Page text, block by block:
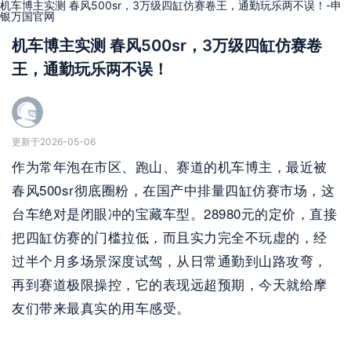
机车博主实测 春风500sr，3万级四缸仿赛卷王，通勤玩乐两不误！-申
银万国官网
机车博主实测 春风500sr，3万级四缸仿赛卷
王，通勤玩乐两不误！
更新于2026-05-06
作为常年泡在市区、跑山、赛道的机车博主，最近被
春风500sr彻底圈粉，在国产中排量四缸仿赛市场，这
台车绝对是闭眼冲的宝藏车型。28980元的定价，直接
把四缸仿赛的门槛拉低，而且实力完全不玩虚的，经
过半个月多场景深度试驾，从日常通勤到山路攻弯，
再到赛道极限操控，它的表现远超预期，今天就给摩
友们带来最真实的用车感受。